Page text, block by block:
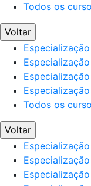
Todos os
Voltar
Todos os
Voltar